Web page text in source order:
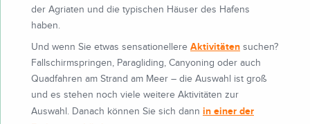
der Agriaten und die typischen Häuser des Hafens
haben.
Und wenn Sie etwas sensationellere Aktivitäten suchen?
Fallschirmspringen, Paragliding, Canyoning oder auch
Quadfahren am Strand am Meer – die Auswahl ist groß
und es stehen noch viele weitere Aktivitäten zur
Auswahl. Danach können Sie sich dann in einer der